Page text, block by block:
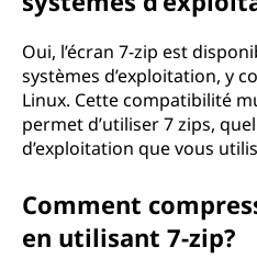
Oui, l’écran 7-zip est
systèmes d’exploitation, y
Linux. Cette compatibilité
permet d’utiliser 7 zips,
d’exploitation que vous
Comment
en utilisant 7-zip?